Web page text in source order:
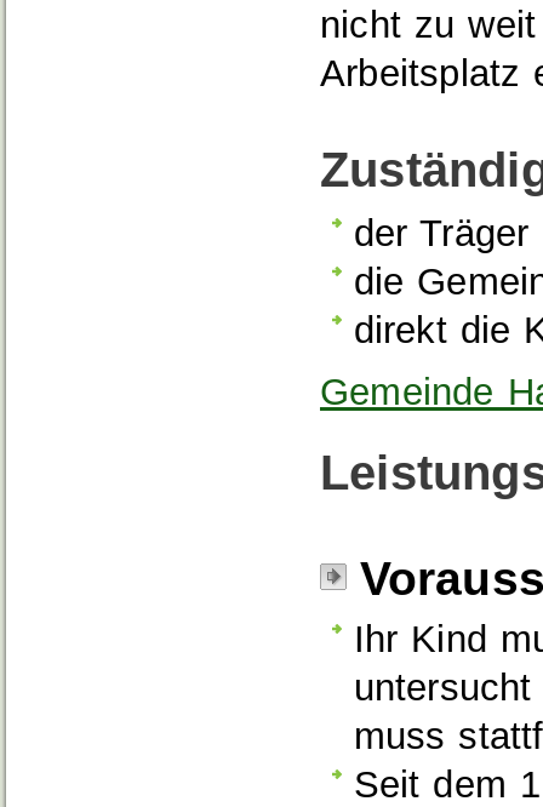
nicht zu
Arbeitsplatz
der
die
direkt die
Gemeinde
Ihr Kind
muss
Seit dem